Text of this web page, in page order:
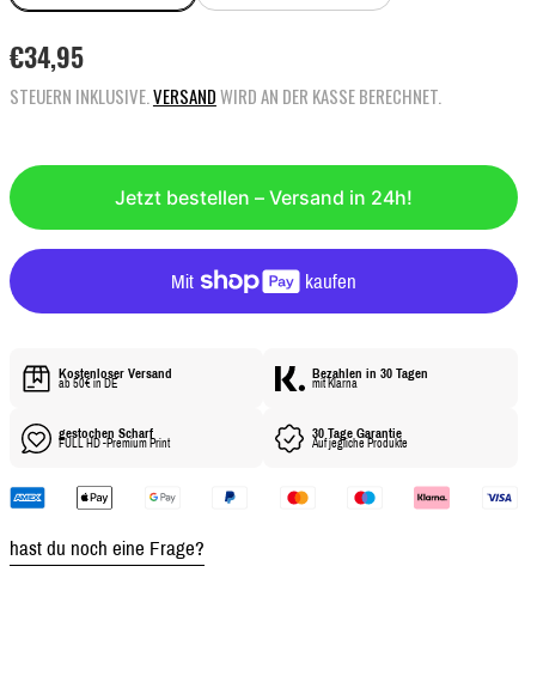
R
E
G
L
Ä
R
E
R
€34,95
STEUERN INKLUSIVE. VERSANDWIRD AN DER KASSE BERECHNET.
Jetzt bestellen – Versand in 24h!
Kostenloser Versand
ab 50€ in DE
Bezahlen in 30 Tagen
mit Klarna
gestochen Scharf
FULL HD -Premium Print
30 Tage Garantie
Auf jegliche Produkte
hast du noch eine Frage?